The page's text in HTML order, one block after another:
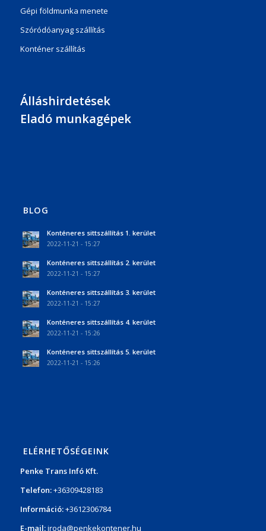
Gépi földmunka menete
Szóródóanyag szállítás
Konténer szállítás
Álláshirdetések
Eladó munkagépek
BLOG
Konténeres sittszállítás 1. kerület
2022-11-21 - 15:27
Konténeres sittszállítás 2. kerület
2022-11-21 - 15:27
Konténeres sittszállítás 3. kerület
2022-11-21 - 15:27
Konténeres sittszállítás 4. kerület
2022-11-21 - 15:26
Konténeres sittszállítás 5. kerület
2022-11-21 - 15:26
ELÉRHETŐSÉGEINK
Penke Trans Infó Kft.
Telefon:+36309428183
Információ:+3612306784
E-mail:iroda@penkekontener.hu